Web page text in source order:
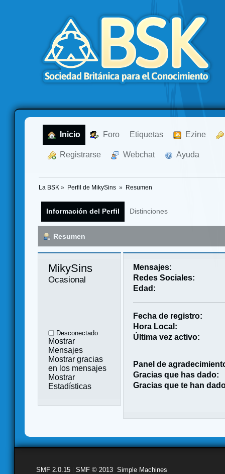
Inicio Foro Etiquetas Ezine
Registrarse Webchat Ayuda
La BSK » Perfil de MikySins » Resumen
Información del Perfil Distinciones
Resumen
MikySins
Ocasional
Desconectado
Mostrar
Mensajes
Mostrar gracias
en los mensajes
Mostrar
Estadísticas
Mensajes:
Redes Sociales:
Edad:
Fecha de registro:
Hora Local:
Última vez activo:
Panel de
Gracias que has dado:
Gracias que te han
SMF 2.0.15 SMF © 2013 Simple Machines